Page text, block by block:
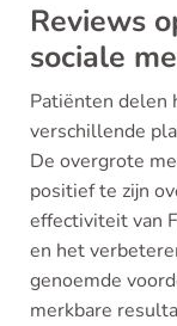
Reviews
sociale
Patiënten delen
verschillende
De overgrote
positief te zijn
effectiviteit van
en het
genoemde
merkbare